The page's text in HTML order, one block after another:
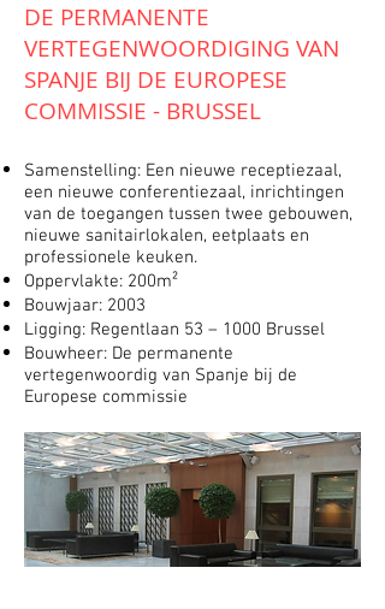
DE PERMANENTE
VERTEGENWOORDIGING VAN
SPANJE BIJ DE EUROPESE
COMMISSIE - BRUSSEL
Samenstelling: Een nieuwe receptiezaal,
een nieuwe conferentiezaal, inrichtingen
van de toegangen tussen twee gebouwen,
nieuwe sanitairlokalen, eetplaats en
professionele keuken.
Oppervlakte: 200m²
Bouwjaar: 2003
Ligging: Regentlaan 53 – 1000 Brussel
Bouwheer: De permanente
vertegenwoordig van Spanje bij de
Europese commissie